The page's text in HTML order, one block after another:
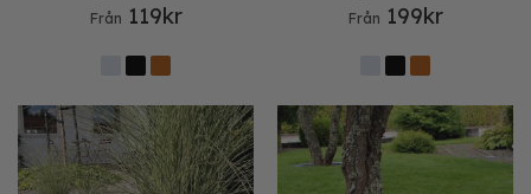
Från 119kr Från 199kr